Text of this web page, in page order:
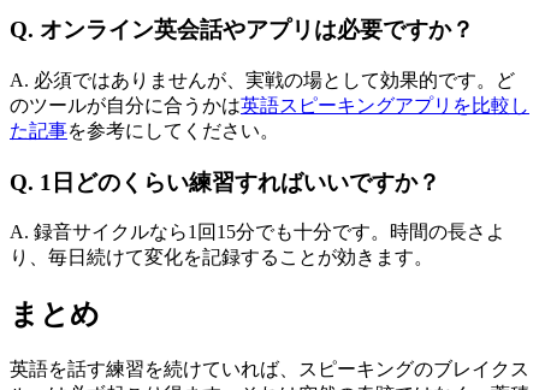
Q. オンライン英会話やアプリは必要ですか？
A. 必須ではありませんが、実戦の場として効果的です。ど
のツールが自分に合うかは英語スピーキングアプリを比較し
た記事を参考にしてください。
Q. 1日どのくらい練習すればいいですか？
A. 録音サイクルなら1回15分でも十分です。時間の長さよ
り、毎日続けて変化を記録することが効きます。
まとめ
英語を話す練習を続けていれば、スピーキングのブレイクス